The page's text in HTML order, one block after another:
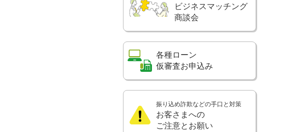
ビジネスマッチング
商談会
各種ローン
仮審査お申込み
振り込め詐欺などの手口と対策
お客さまへの
ご注意とお願い